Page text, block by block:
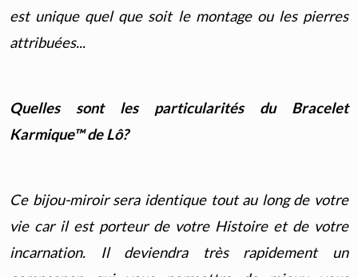
est unique quel que soit le montage ou les pierres
attribuées...
Quelles sont les particularités du Bracelet
Karmique™ de Lô?
Ce bijou-miroir sera identique tout au long de votre
vie car il est porteur de votre Histoire et de votre
incarnation. Il deviendra très rapidement un